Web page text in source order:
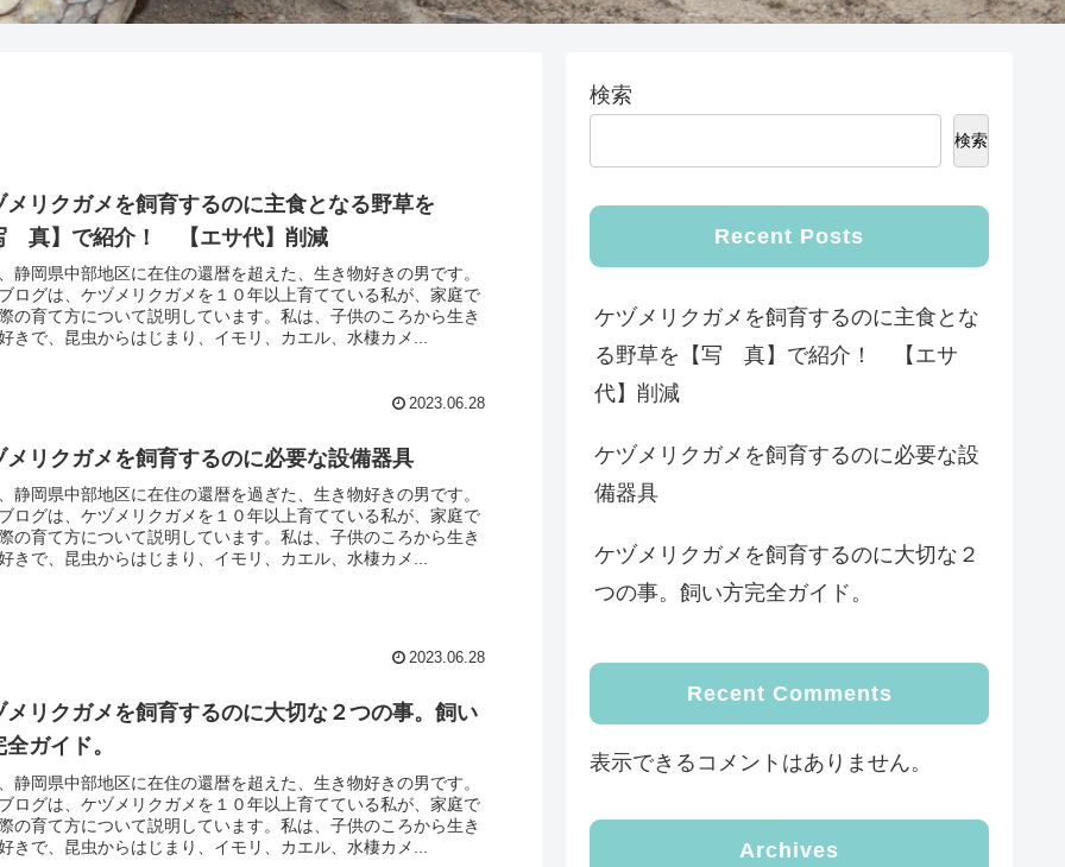
メリクガメを飼育するのに主食となる野草を
真】で紹介！ 【エサ代】削減
静岡県中部地区に在住の還暦を超えた、生き物好きの男です。
ログは、ケヅメリクガメを１０年以上育てている私が、家庭で
の育て方について説明しています。私は、子供のころから生き
きで、昆虫からはじまり、イモリ、カエル、水棲カメ...
2023.06.28
メリクガメを飼育するのに必要な設備器具
静岡県中部地区に在住の還暦を過ぎた、生き物好きの男です。
ログは、ケヅメリクガメを１０年以上育てている私が、家庭で
の育て方について説明しています。私は、子供のころから生き
きで、昆虫からはじまり、イモリ、カエル、水棲カメ...
2023.06.28
メリクガメを飼育するのに大切な２つの事。飼い
ガイド。
静岡県中部地区に在住の還暦を超えた、生き物好きの男です。
ログは、ケヅメリクガメを１０年以上育てている私が、家庭で
の育て方について説明しています。私は、子供のころから生き
きで、昆虫からはじまり、イモリ、カエル、水棲カメ...
検索
検索
Recent Posts
ケヅメリクガメを飼育するのに主食とな
る野草を【写 真】で紹介！ 【エサ
代】削減
ケヅメリクガメを飼育するのに必要な設
備器具
ケヅメリクガメを飼育するのに大切な２
つの事。飼い方完全ガイド。
Recent Comments
表示できるコメントはありません。
Archives